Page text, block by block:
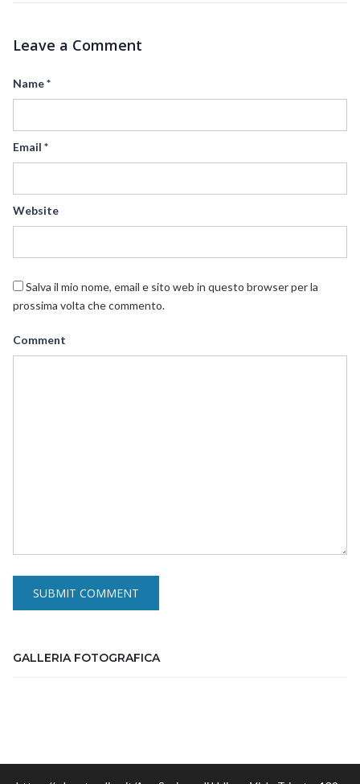
Leave a Comment
Name*
Email *
Website
Salva il mio nome, email e sito web in questo browser per la
prossima volta che commento.
Comment
GALLERIA FOTOGRAFICA